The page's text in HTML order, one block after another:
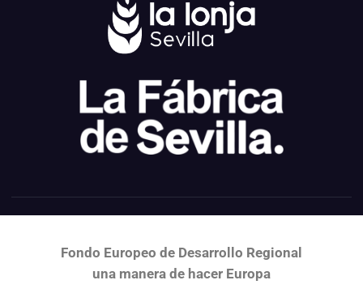
Fondo Europeo de Desarrollo Regional
una manera de hacer Europa